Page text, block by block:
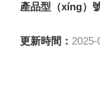
產品型（xíng）
更新時間： 2025-